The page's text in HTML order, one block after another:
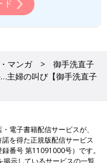
ド
マンガ
御手洗直子
主婦の叫び【御手洗直子
電子書籍配信サービスが、
を得た正規版配信サービス
番号 第11091000号）です。